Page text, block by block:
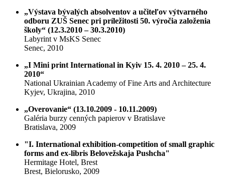
„Výstava bývalých absolventov a učiteľov výtvarného
odboru ZUŠ Senec pri príležitosti 50. výročia založenia
školy“ (12.3.2010 – 30.3.2010)
Labyrint v MsKS Senec
Senec, 2010
„I Mini print International in Kyiv 15. 4. 2010 – 25. 4.
2010“
National Ukrainian Academy of Fine Arts and Architecture
Kyjev, Ukrajina, 2010
„Overovanie“ (13.10.2009 - 10.11.2009)
Galéria burzy cenných papierov v Bratislave
Bratislava, 2009
"I. International exhibition-competition of small graphic
forms and ex-libris Belovežskaja Pushcha"
Hermitage Hotel, Brest
Brest, Bielorusko, 2009